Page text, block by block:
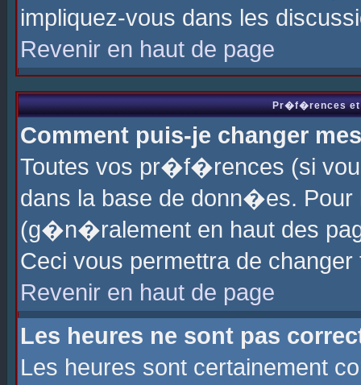
impliquez-vous dans les
Revenir en haut de page
Pr�f�rences et
Comment puis-je changer
Toutes vos pr�f�rences (si
dans la base de donn�es.
(g�n�ralement en haut des
Ceci vous permettra de
Revenir en haut de page
Les heures ne sont pas
Les heures sont certainement